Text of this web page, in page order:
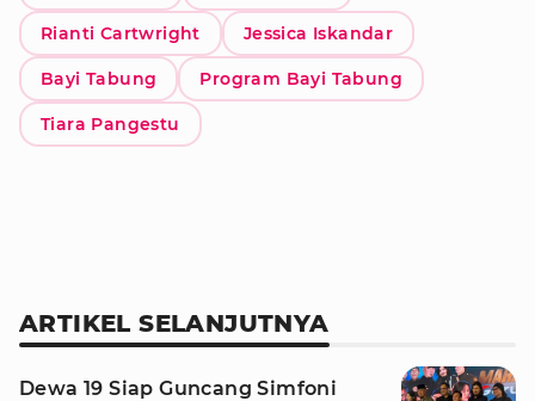
Rianti Cartwright Jessica Iskandar
Bayi Tabung Program Bayi Tabung
Tiara Pangestu
ARTIKEL SELANJUTNYA
Dewa 19 Siap Guncang Simfoni